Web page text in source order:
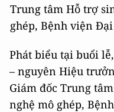
Trung tâm Hỗ trợ
ghép, Bệnh viện
Phát biểu tại buổi
– nguyên Hiệu
Giám đốc Trung
nghệ mô ghép,